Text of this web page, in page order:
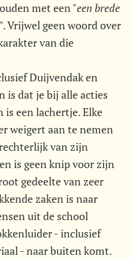
met een "een brede
". Vrijwel geen woord over
van die
Duijvendak en
is dat je bij alle acties
een lachertje. Elke
weigert aan te nemen
van zijn
is geen knip voor zijn
gedeelte van zeer
zaken is naar
uit de school
- inclusief
- naar buiten komt.